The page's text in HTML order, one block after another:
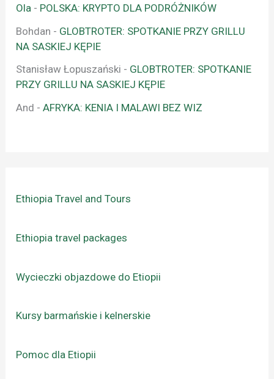
Ola - POLSKA: KRYPTO DLA PODRÓŻNIKÓW
Bohdan - GLOBTROTER: SPOTKANIE PRZY GRILLU
NA SASKIEJ KĘPIE
Stanisław Łopuszański - GLOBTROTER: SPOTKANIE
PRZY GRILLU NA SASKIEJ KĘPIE
And -AFRYKA: KENIA I MALAWI BEZ WIZ
Ethiopia Travel and Tours
Ethiopia travel packages
Wycieczki objazdowe do Etiopii
Kursy barmańskie i kelnerskie
Pomoc dla Etiopii